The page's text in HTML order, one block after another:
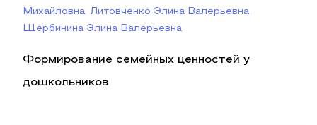
Михайловна, Литовченко Элина Валерьевна,
Щербинина Элина Валерьевна
Формирование семейных ценностей у
дошкольников